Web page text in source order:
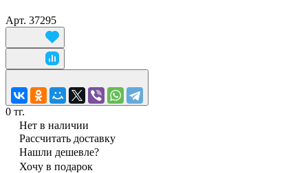
Арт. 37295
0 тг.
Нет в наличии
Рассчитать доставку
Нашли дешевле?
Хочу в подарок